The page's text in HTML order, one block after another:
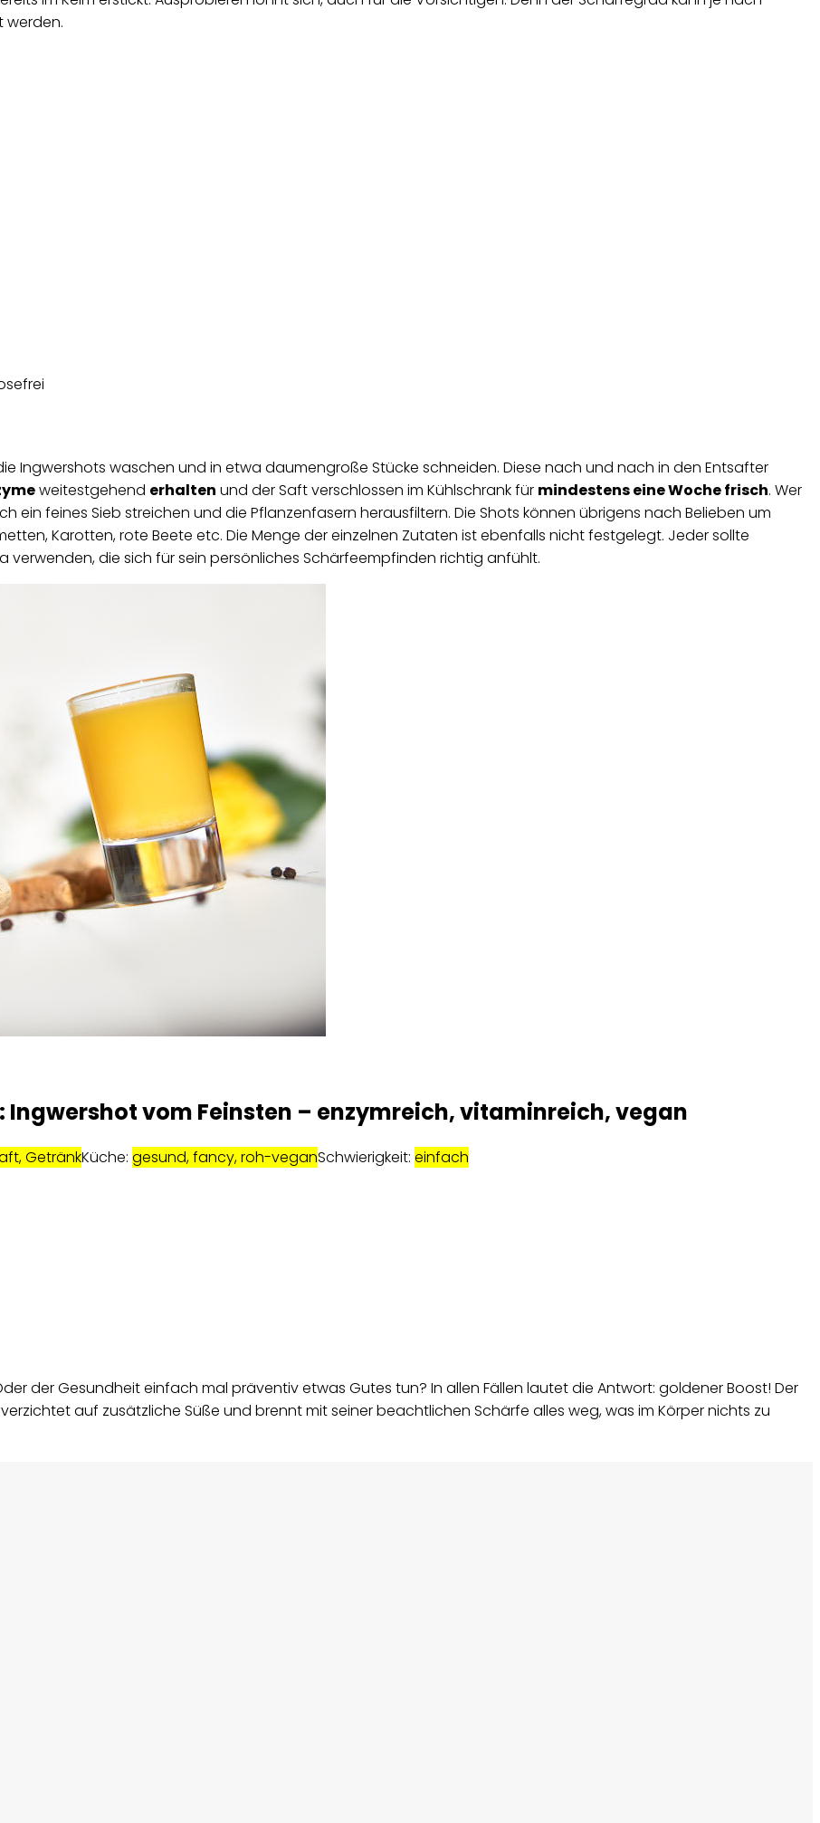
werden.
Ingwershots waschen und in etwa daumengroße Stücke schneiden. Diese nach und nach in den Entsafter
weitestgehend erhalten und der Saft verschlossen im Kühlschrank für mindestens eine Woche frisch. Wer
ein feines Sieb streichen und die Pflanzenfasern herausfiltern. Die Shots können übrigens nach Belieben um
Karotten, rote Beete etc. Die Menge der einzelnen Zutaten ist ebenfalls nicht festgelegt. Jeder sollte
verwenden, die sich für sein persönliches Schärfeempfinden richtig anfühlt.
vom Feinsten – enzymreich, vitaminreich, vegan
GetränkKüche: gesund, fancy, roh-veganSchwierigkeit: einfach
der Gesundheit einfach mal präventiv etwas Gutes tun? In allen Fällen lautet die Antwort: goldener Boost! Der
auf zusätzliche Süße und brennt mit seiner beachtlichen Schärfe alles weg, was im Körper nichts zu